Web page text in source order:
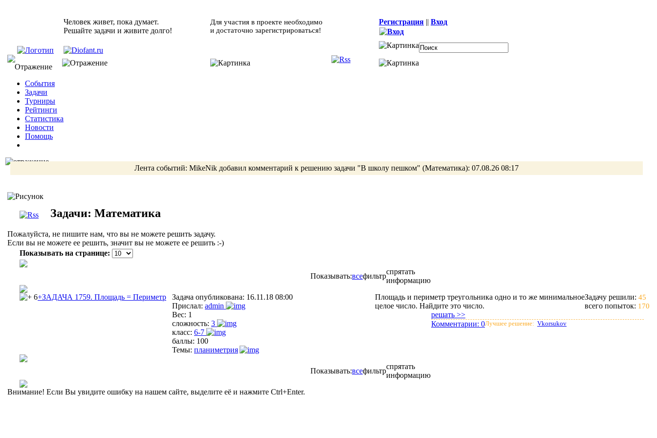
Человек живет, пока думает.
Решайте задачи и живите долго!
Для участия в проекте необходимо
и достаточно зарегистрироваться!
Регистрация || Вход
События
Задачи
Турниры
Рейтинги
Статистика
Новости
Помощь
Лента событий: MikeNik добавил комментарий к решению задачи "В школу пешком" (Математика): 07.08.26 08:17
Задачи: Математика
Пожалуйста, не пишите нам, что вы не можете решить задачу.
Если вы не можете ее решить, значит вы не можете ее решить :-)
Показывать на странице:
Показывать:всефильтр
спрятать
информацию
6+ЗАДАЧА 1759. Площадь = Периметр Задачу решили: 45
всего попыток: 170
Задача опубликована: 16.11.18 08:00
Прислал: admin
Вес: 1
сложность: 3
класс: 6-7
баллы: 100
Темы: планиметрия
решать >>
Комментарии: 0Лучшее решение: Vkorsukov
Площадь и периметр треугольника одно и то же минимальное
целое число. Найдите это число.
Показывать:всефильтр
спрятать
информацию
Внимание! Если Вы увидите ошибку на нашем сайте, выделите её и нажмите Ctrl+Enter.